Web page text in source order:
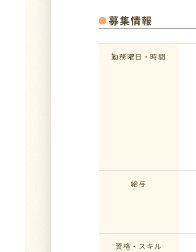
募集情報
勤務曜日・時間
給与
資格・スキル